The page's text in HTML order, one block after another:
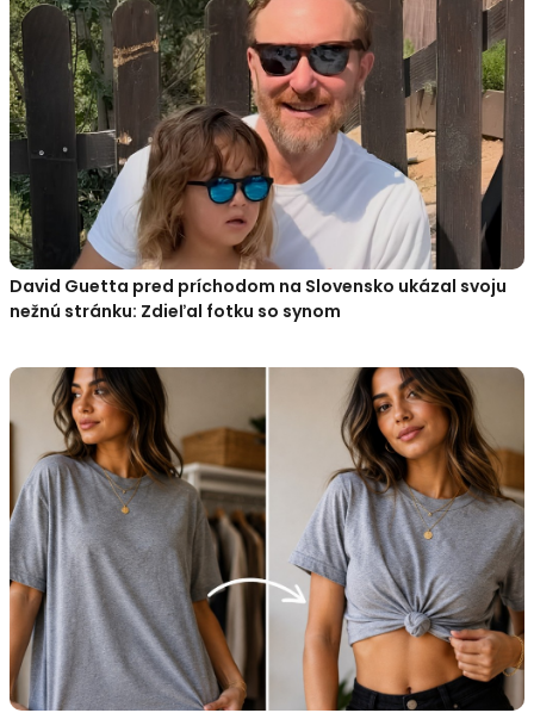
David Guetta pred príchodom na Slovensko ukázal svoju
nežnú stránku: Zdieľal fotku so synom